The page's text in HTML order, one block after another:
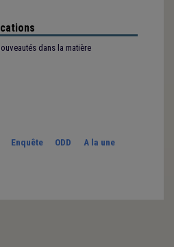
dans la matière
Enquête ODD
A la une